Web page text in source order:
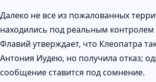
Далеко не все из пожалованных
находились под реальным
Флавий утверждает, что Клеопатра
Антония Иудею, но получила отказ;
сообщение ставится под сомнение.